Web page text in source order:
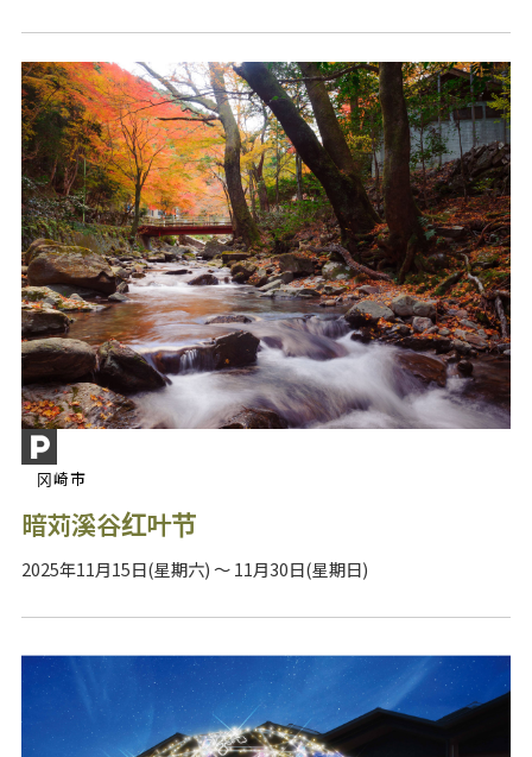
冈崎市
暗苅溪谷红叶节
2025年11月15日(星期六) ～ 11月30日(星期日)